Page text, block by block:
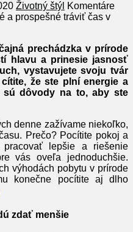
Životný štýl Komentáre
a prospešné tráviť čas v
prechádzka v prírode
hlavu a prinesie jasnosť
vystavujete svoju tvár
že ste plní energie a
dôvody na to, aby ste
denne zažívame niekoľko,
Prečo? Pocítite pokoj a
lepšie a riešenie
vás oveľa jednoduchšie.
výhodách pobytu v prírode
konečne pocítite aj dlho
zdať menšie